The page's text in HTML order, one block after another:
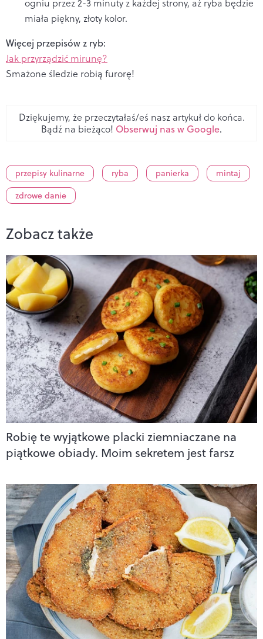
ogniu przez 2-3 minuty z każdej strony, aż ryba będzie
miała piękny, złoty kolor.
Więcej przepisów z ryb:
Jak przyrządzić mirunę?
Smażone śledzie robią furorę!
Dziękujemy, że przeczytałaś/eś nasz artykuł do końca.
Bądź na bieżąco! Obserwuj nas w Google.
przepisy kulinarne ryba panierka
mintaj
zdrowe danie
Zobacz także
Robię te wyjątkowe placki ziemniaczane na
piątkowe obiady. Moim sekretem jest farsz